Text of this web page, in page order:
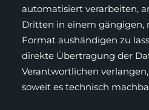
automatisiert verarbeiten,
Dritten in einem gängigen,
Format aushändigen zu
direkte Übertragung der
Verantwortlichen
soweit es technisch